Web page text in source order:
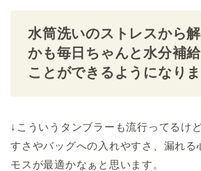
水筒洗いのストレスから
かも毎日ちゃんと水分補
ことができるようになりま
↓こういうタンブラーも流行ってるけ
すさやバッグへの入れやすさ、漏れる
モスが最適かなぁと思います。